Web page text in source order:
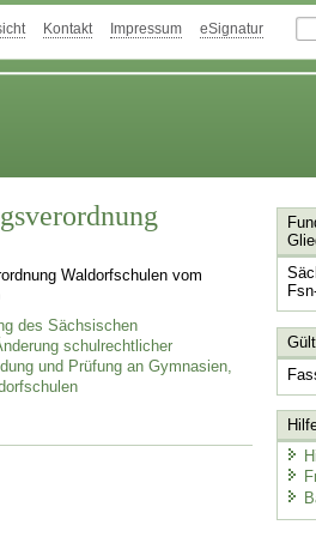
Kontakt Impressum eSignatur
Waldorfschulen vom
des Sächsischen
schulrechtlicher
und Prüfung an Gymnasien,